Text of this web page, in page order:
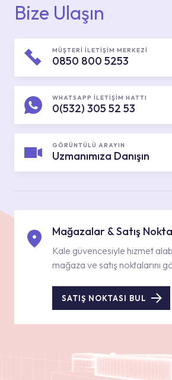
Bize Ulaşın
MÜŞTERİ İLETİŞİM MERKEZİ
0850 800 5253
WHATSAPP İLETİŞİM HATTI
0(532) 305 52 53
GÖRÜNTÜLÜ ARAYIN
Uzmanımıza Danışın
Mağazalar & Satış
Kale güvencesiyle hizmet
mağaza ve satış noktalarını
SATIŞ NOKTASI BUL